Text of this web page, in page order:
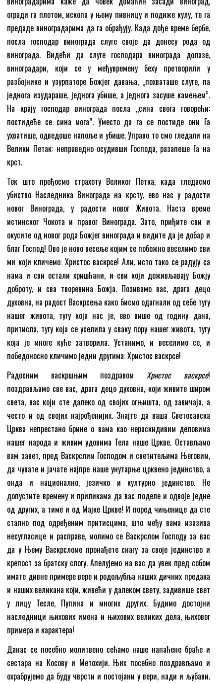
огради га плотом, ископа у њему пивницу и подиже кулу, те га
предаде виноградарима да га обрађују. Када дође време бербе,
посла господар винограда слуге своје да донесу рода од
винограда. Видећи да слуге господара винограда долазе,
виноградари, који се у међувремену беху претворили у
разбојнике и узурпаторе Божјег давања, „похваташе слуге, па
једнога изудараше, једнога убише, а једнога засуше камењем”.
На крају господар винограда посла „сина свога говорећи:
постидеће се сина мога”. Уместо да га се постиде они Га
ухватише, одведоше напоље и убише. Управо то смо гледали на
Велики Петак: неправедно осудивши Господа, разапеше Га на
крст.
Тек што прођосмо страхоту Великог Петка, када гледасмо
убиство Наследника Винограда на крсту, ево нас у радости
новог Винограда, у радости новог Живота. Наста време
истинског Чокота и правог Винограда. Зато, приђите сви и
окусите од новог рода Божјег винограда и видите да је добар и
благ Господ! Ово је ново весеље којим се побожно веселимо сви
ми који кличемо: Христос васкрсе! Али, исто тако се радују са
нама и сви остали хришћани, и сви који доживљавају Божју
доброту, и сва творевина Божја. Позивамо вас, драга децо
духовна, на радост Васкрсења како бисмо одагнали од себе тугу
нашег живота, тугу која нас је, ево више од годину дана,
притисла, тугу која се уселила у сваку пору нашег живота, тугу
која је многе куће затворила. Устанимо, и веселимо се, и
победоносно кличимо једни другима: Христос васкрсе!
Радосним васкршњим поздравом Христос васкрсе!
поздрављамо све вас, драга децо духовна, који живите широм
света, вас који сте далеко од својих огњишта, од завичаја, а
често и од својих најрођенијих. Знајте да ваша Светосавска
Црква непрестано брине о вама као нераскидивим деловима
нашег народа и живим удовима Тела наше Цркве. Остављамо
вам завет, пред Васкрслим Господом и светитељима Његовим,
да чувате и јачате најпре наше унутарње црквено јединство, а
онда и национално, језичко и културно јединство. Не
допустите времену и приликама да вас поделе и одвоје једне
од других, а тиме и од Мајке Цркве! И поред чињенице да сте
стално под одређеним притисцима, што међу вама изазива
несугласице и расправе, молимо се Васкрслом Господу за вас
да у Њему Васкрсломе пронађете снагу за своје јединство и
крепост за братску слогу. Апелујемо на вас да увек пред собом
имате дивне примере вере и родољубља наших дичних предака
и наших великана који, живећи у далеком свету, задивише свет
у лицу Тесле, Пупина и многих других. Будимо достојни
наследници њихових имена и њихових великих дела, њиховог
примера и карактера!
Данас се посебно молитвено сећамо наше напаћене браће и
сестара на Косову и Метохији. Њих посебно поздрављамо и
охрабрујемо да буду чврсти и постојани у вери, нади и љубави.